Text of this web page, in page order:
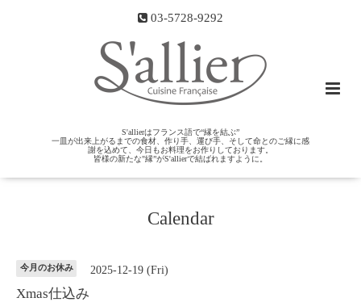
03-5728-9292
S'allierはフランス語で“縁を結ぶ”
一皿が出来上がるまでの食材、作り手、運び手、そして命とのご縁に感
謝を込めて、今日もお料理をお作りしております。
皆様の新たな"縁”がS'allierで結ばれますように。
Calendar
今月のお休み 2025-12-19 (Fri)
Xmas仕込み